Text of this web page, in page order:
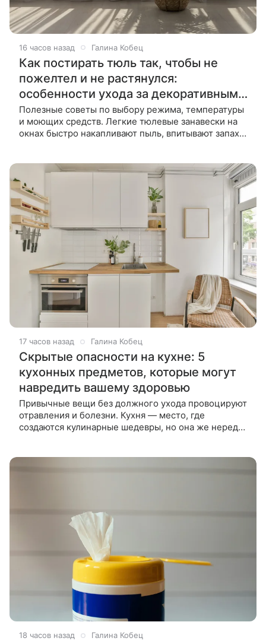
16 часов назад Галина Кобец
Как постирать тюль так, чтобы не
пожелтел и не растянулся:
особенности ухода за декоративными
шторами
Полезные советы по выбору режима, температуры
и моющих средств. Легкие тюлевые занавески на
окнах быстро накапливают пыль, впитывают запахи
17 часов назад Галина Кобец
Скрытые опасности на кухне: 5
кухонных предметов, которые могут
навредить вашему здоровью
Привычные вещи без должного ухода провоцируют
отравления и болезни. Кухня — место, где
создаются кулинарные шедевры, но она же нередко
18 часов назад Галина Кобец